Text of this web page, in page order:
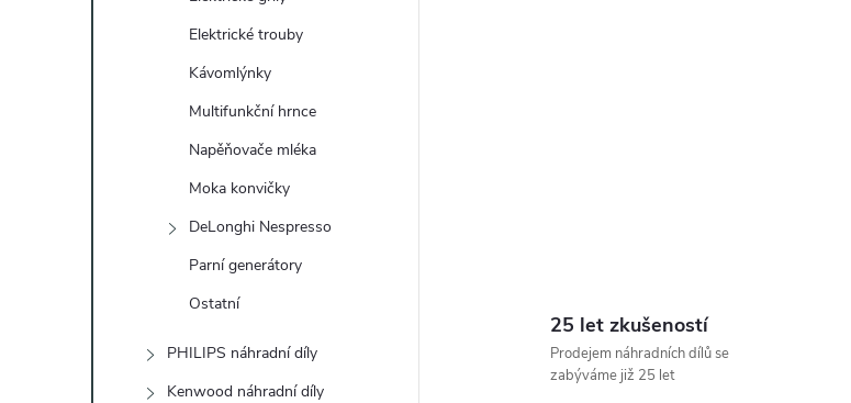
Elektrické trouby
Kávomlýnky
Multifunkční hrnce
Napěňovače mléka
Moka konvičky
DeLonghi Nespresso
Parní generátory
Ostatní
PHILIPS náhradní díly
Kenwood náhradní díly
25 let zkušeností
Prodejem náhradních dílů se
zabýváme již 25 let